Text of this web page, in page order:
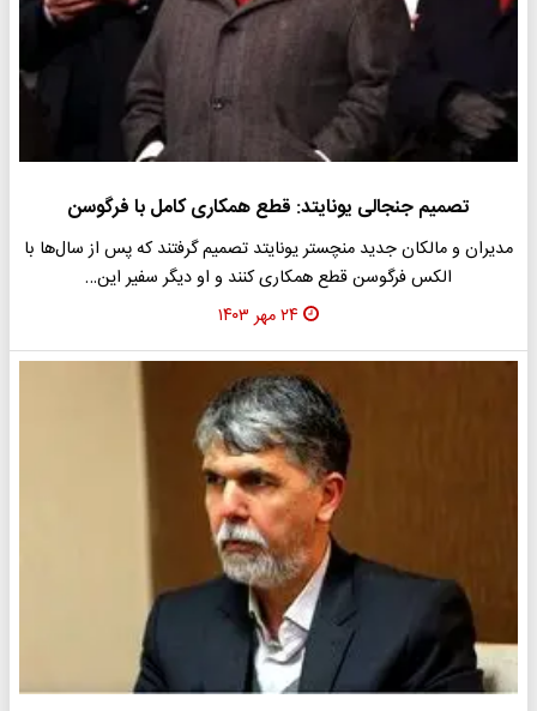
تصمیم جنجالی یونایتد: قطع همکاری کامل با فرگوسن
مدیران و مالکان جدید منچستر یونایتد تصمیم گرفتند که پس از سال‌ها با
الکس فرگوسن قطع همکاری کنند و او دیگر سفیر این…
۲۴ مهر ۱۴۰۳